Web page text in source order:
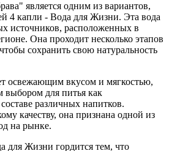
является одним из вариантов,
4 капли - Вода для Жизни. Эта вода
источников, расположенных в
Она проходит несколько этапов
сохранить свою натуральность
освежающим вкусом и мягкостью,
выбором для питья как
различных напитков.
качеству, она признана одной из
на рынке.
для Жизни гордится тем, что